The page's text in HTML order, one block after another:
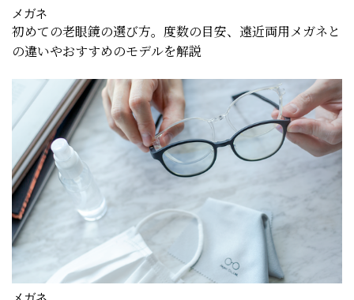
メガネ
初めての老眼鏡の選び方。度数の目安、遠近両用メガネと
の違いやおすすめのモデルを解説
メガネ